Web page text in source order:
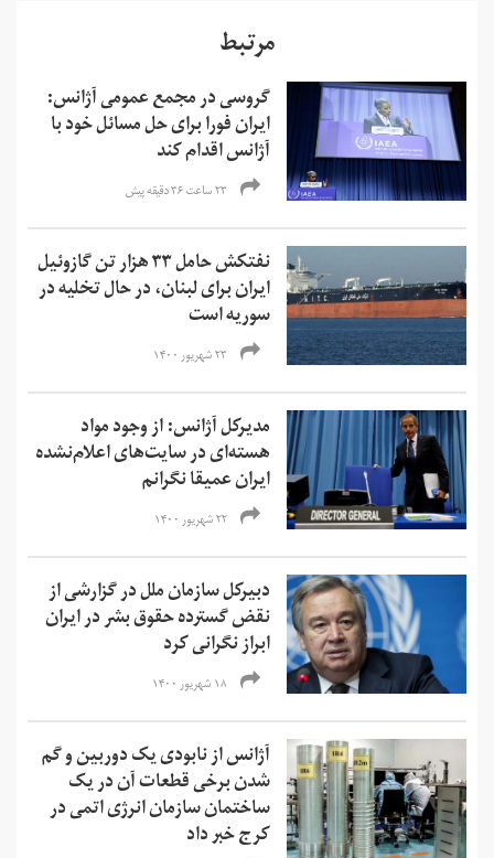
مرتبط
گروسی در مجمع عمومی آژانس:
ایران فورا برای حل مسائل خود با
آژانس اقدام کند
۲۳ ساعت ۳۶ دقیقه پیش
نفتکش حامل ۳۳ هزار تن گازوئیل
ایران برای لبنان، در حال تخلیه در
سوریه است
۲۳ شهریور ۱۴۰۰
مدیرکل آژانس: از وجود مواد
هسته‌ای در سایت‌های اعلام‌نشده
ایران عمیقا نگرانم
۲۲ شهریور ۱۴۰۰
دبیرکل سازمان ملل در گزارشی از
نقض گسترده حقوق بشر در ایران
ابراز نگرانی کرد
۱۸ شهریور ۱۴۰۰
آژانس از نابودی یک دوربین و گم
شدن برخی قطعات آن در یک
ساختمان سازمان انرژی اتمی در
کرج خبر داد